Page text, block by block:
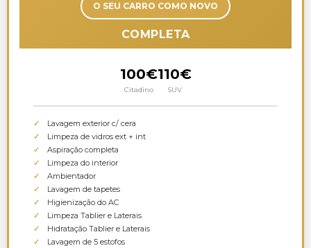
O SEU CARRO COMO NOVO
COMPLETA
100€
Citadino
110€
SUV
Lavagem exterior c/ cera
Limpeza de vidros ext + int
Aspiração completa
Limpeza do interior
Ambientador
Lavagem de tapetes
Higienização do AC
Limpeza Tablier e Laterais
Hidratação Tablier e Laterais
Lavagem de 5 estofos